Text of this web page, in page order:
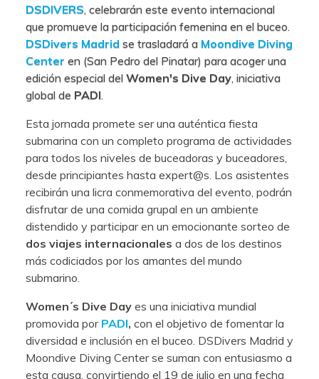
DSDIVERS , celebrarán este evento internacional
que promueve la participación femenina en el buceo.
DSDivers Madrid se trasladará a Moondive Diving
Center en (San Pedro del Pinatar) para acoger una
edición especial del Women's Dive Day , iniciativa
global de PADI
Esta jornada promete ser una auténtica fiesta
submarina con un completo programa de actividades
para todos los niveles de buceadoras y buceadores,
desde principiantes hasta expert@s. Los asistentes
recibirán una licra conmemorativa del evento, podrán
disfrutar de una comida grupal en un ambiente
distendido y participar en un emocionante sorteo de
dos viajes internacionales a dos de los destinos
más codiciados por los amantes del mundo
submarino.
Women´s Dive Day es una iniciativa mundial
promovida por PADI, con el objetivo de fomentar la
diversidad e inclusión en el buceo. DSDivers Madrid y
Moondive Diving Center se suman con entusiasmo a
esta causa, convirtiendo el 19 de julio en una fecha